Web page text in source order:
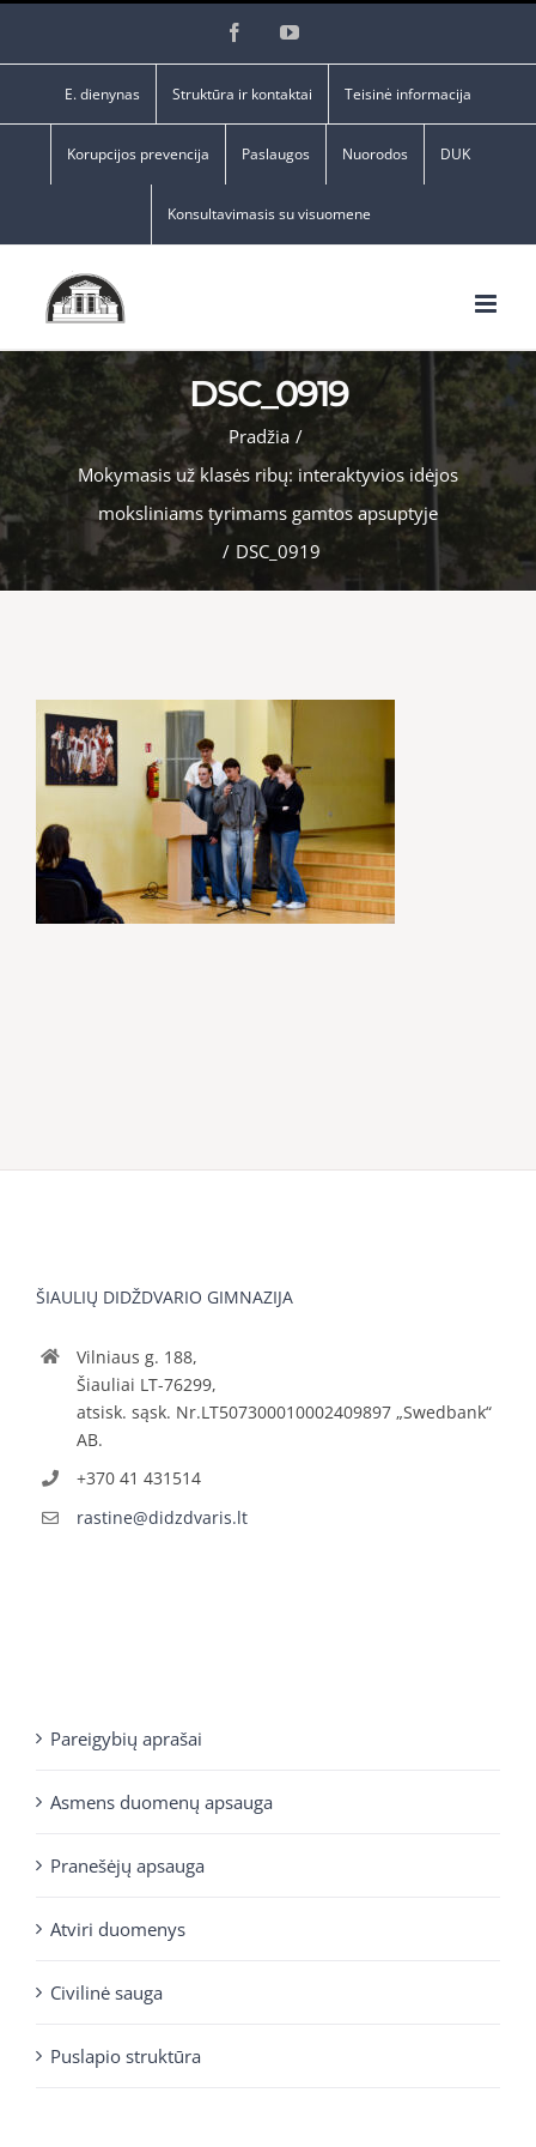
FacebookYouTube
E. dienynas Struktūra ir kontaktai Teisinė informacija
Korupcijos prevencija Paslaugos Nuorodos DUK
Konsultavimasis su visuomene
DSC_0919
Pradžia /
Mokymasis už klasės ribų: interaktyvios idėjos
moksliniams tyrimams gamtos apsuptyje
/ DSC_0919
ŠIAULIŲ DIDŽDVARIO GIMNAZIJA
Vilniaus g. 188,
Šiauliai LT-76299,
atsisk. sąsk. Nr.LT507300010002409897 „Swedbank“
AB.
+370 41 431514
rastine@didzdvaris.lt
Pareigybių aprašai
Asmens duomenų apsauga
Pranešėjų apsauga
Atviri duomenys
Civilinė sauga
Puslapio struktūra